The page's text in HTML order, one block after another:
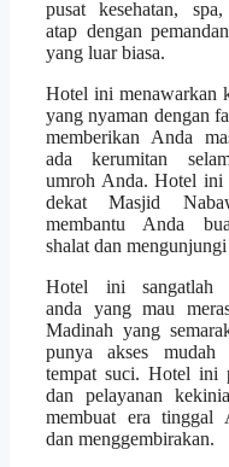
pusat kesehatan,
atap dengan
yang luar biasa.
Hotel ini menawarkan
yang nyaman dengan
memberikan Anda
ada kerumitan
umroh Anda. Hotel ini
dekat Masjid
membantu Anda
shalat dan
Hotel ini sangatlah
anda yang mau
Madinah yang
punya akses
tempat suci. Hotel ini
dan pelayanan
membuat era tinggal
dan menggembirakan.